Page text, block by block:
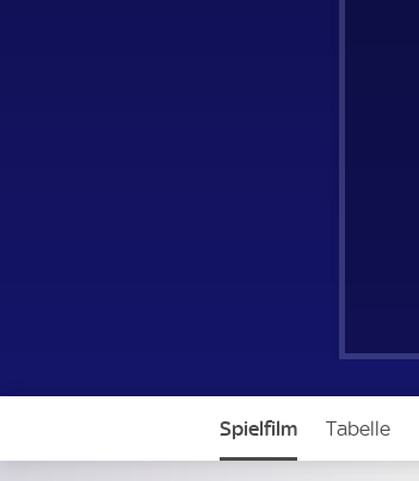
Spielfilm Tabelle